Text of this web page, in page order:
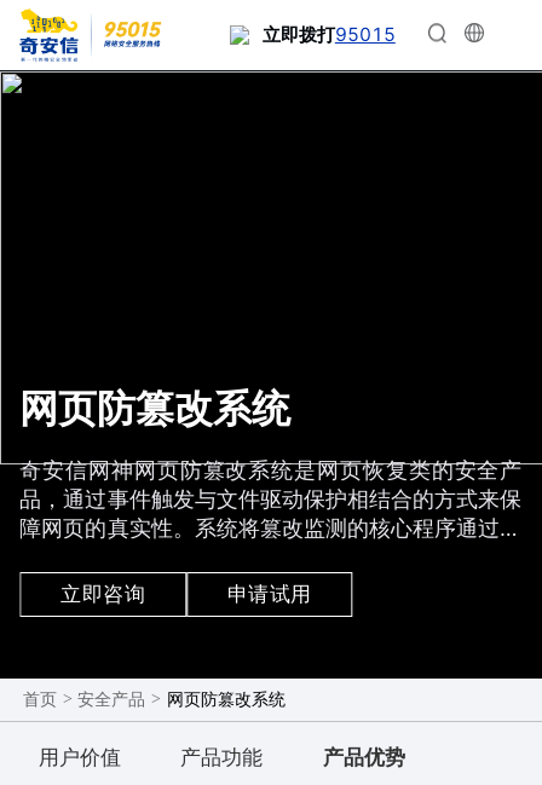
立即拨打95015
网页防篡改系统
奇安信网神网页防篡改系统是网页恢复类的安全产
品，通过事件触发与文件驱动保护相结合的方式来保
障网页的真实性。系统将篡改监测的核心程序通过操
事件触发方式进行自动监测，对文件夹的所有内容及
其底层文件属性进行实时监控，一旦发现文件内容或
径文件夹内容拷贝到监测文件夹相应文件位置，整个
文件复制过程所需的时间是毫秒级，使得公众无法看
立即咨询 申请试用
首页 > 安全产品 > 网页防篡改系统
用户价值 产品功能 产品优势